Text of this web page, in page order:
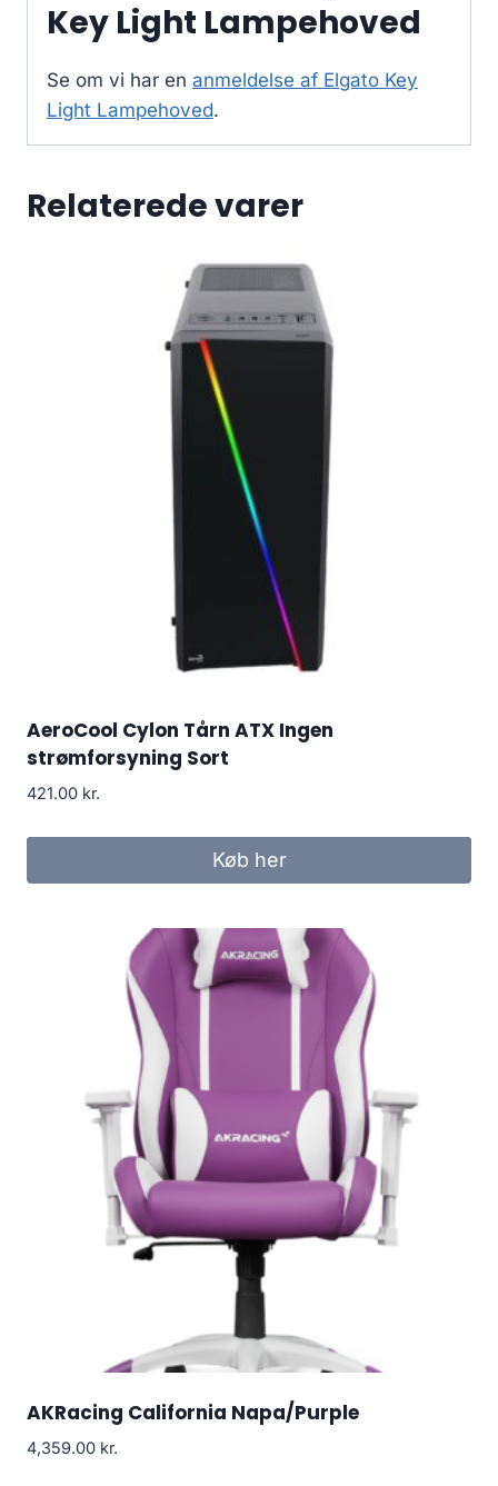
Key Light Lampehoved
Se om vi har en anmeldelse af Elgato Key
Light Lampehoved.
Relaterede varer
AeroCool Cylon Tårn ATX Ingen
strømforsyning Sort
421.00 kr.
Køb her
AKRacing California Napa/Purple
4,359.00 kr.